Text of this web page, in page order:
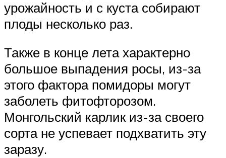
урожайность и с куста собирают
плоды несколько раз.
Также в конце лета характерно
большое выпадения росы, из-за
этого фактора помидоры могут
заболеть фитофторозом.
Монгольский карлик из-за своего
сорта не успевает подхватить эту
заразу.